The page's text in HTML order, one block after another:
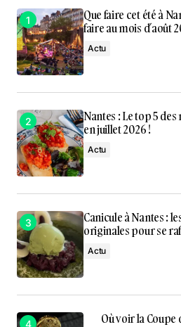
Que faire cet été à
faire au mois d’août
Actu
Nantes : Le top 5
en juillet 2026 !
Actu
Canicule à Nantes :
originales pour se
Actu
Où voir la Coupe